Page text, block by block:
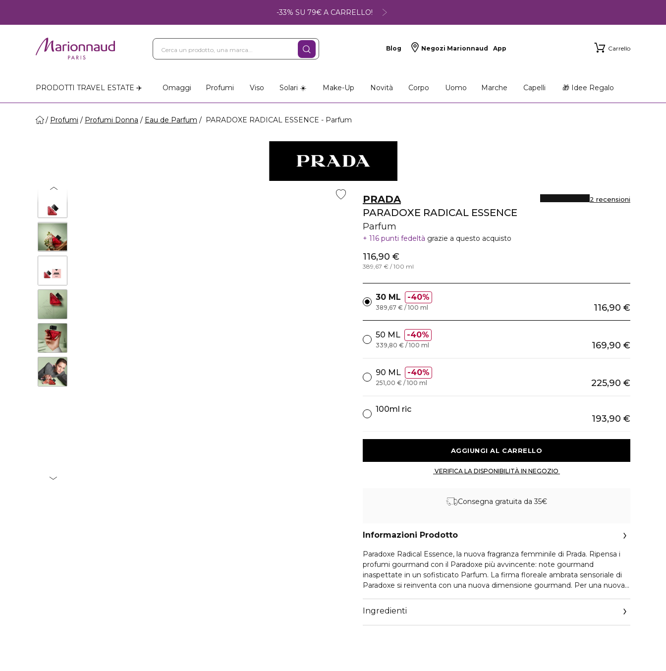
-33% SU 79€ A CARRELLO!
Blog Negozi Marionnaud App Carrello
PRODOTTI TRAVEL ESTATE ✈️ Omaggi Profumi Viso Solari ☀️ Make-Up Novità Corpo Uomo Marche Capelli 🎁 Idee Regalo
Profumi Profumi Donna Eau de Parfum PARADOXE RADICAL ESSENCE - Parfum
PRADA
PARADOXE RADICAL ESSENCE
Parfum
2 recensioni
116 punti fedeltà grazie a questo acquisto
116,90 €
389,67 € / 100 ml
30 ML 40%
116,90 €
389,67 € / 100 ml
50 ML 40%
169,90 €
339,80 € / 100 ml
90 ML 40%
225,90 €
251,00 € / 100 ml
100ml ric
193,90 €
Consegna gratuita da 35€
Informazioni Prodotto
Paradoxe Radical Essence, la nuova fragranza femminile di Prada. Ripensa i
profumi gourmand con il Paradoxe più avvincente: note gourmand
inaspettate in un sofisticato Parfum. La firma floreale ambrata sensoriale di
Paradoxe si reinventa con una nuova dimensione gourmand. Per una nuova
Garlantezec, Shyamala Maisondieu e Antoine Maisondieu hanno scelto e
reinventato ingredienti iconici, rivelando nuove sensazioni olfattive. La firma
floreale di Paradoxe è reinterpretata come un dolce fiore commestibile,
Ingredienti